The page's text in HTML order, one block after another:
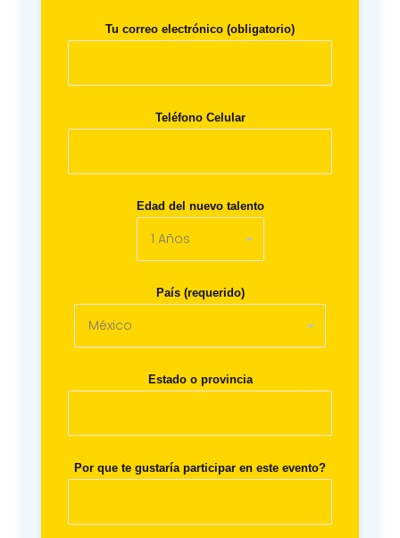
Tu correo electrónico (obligatorio)
Teléfono Celular
Edad del nuevo talento
País (requerido)
Estado o provincia
Por que te gustaría participar en este evento?